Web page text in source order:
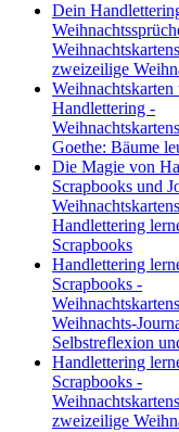
Dein
zweizeilige
Handlettering -
Goethe: Bäume
Die Magie von
Scrapbooks und
Handlettering
Scrapbooks
Handlettering
Scrapbooks -
Weihnachts-
Selbstreflexion
Handlettering
Scrapbooks -
zweizeilige